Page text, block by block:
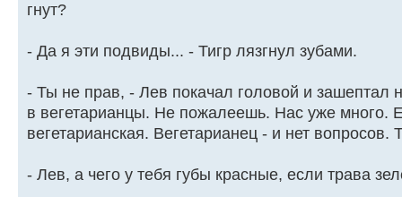
гнут?
- Да я эти подвиды... - Тигр лязгнул зубами.
- Ты не прав, - Лев покачал головой и
в вегетарианцы. Не пожалеешь. Нас уже много.
вегетарианская. Вегетарианец - и нет вопросов.
- Лев, а чего у тебя губы красные, если трава